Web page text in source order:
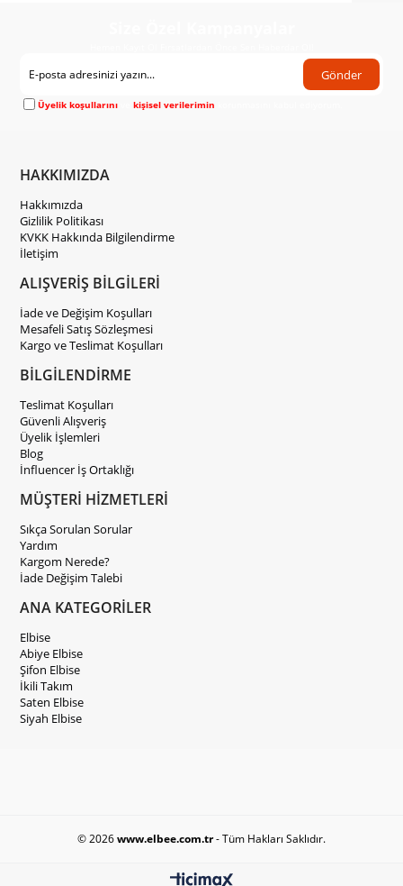
Gönder
Üyelik koşullarını vekişisel verilerimin
HAKKIMIZDA
Hakkımızda
Gizlilik Politikası
KVKK Hakkında Bilgilendirme
İletişim
ALIŞVERİŞ BİLGİLERİ
İade ve Değişim Koşulları
Mesafeli Satış Sözleşmesi
Kargo ve Teslimat Koşulları
BİLGİLENDİRME
Teslimat Koşulları
Güvenli Alışveriş
Üyelik İşlemleri
Blog
İnfluencer İş Ortaklığı
MÜŞTERİ HİZMETLERİ
Sıkça Sorulan Sorular
Yardım
Kargom Nerede?
İade Değişim Talebi
ANA KATEGORİLER
Elbise
Abiye Elbise
Şifon Elbise
İkili Takım
Saten Elbise
Siyah Elbise
© 2026www.elbee.com.tr- Tüm Hakları Saklıdır.